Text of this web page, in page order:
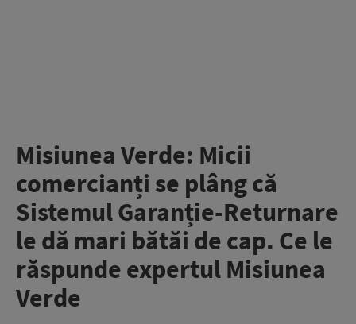
Misiunea Verde: Micii
comercianți se plâng că
Sistemul Garanție-Returnare
le dă mari bătăi de cap. Ce le
răspunde expertul Misiunea
Verde